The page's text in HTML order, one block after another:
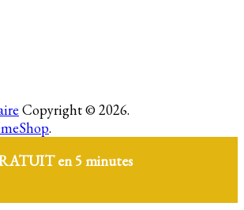
Copyright © 2026.
.
en 5 minutes